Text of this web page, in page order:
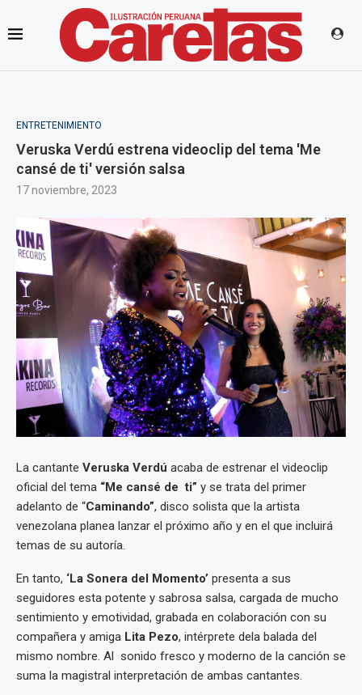
ENTRETENIMIENTO
Veruska Verdú estrena videoclip del tema 'Me
cansé de ti' versión salsa
17 noviembre, 2023
La cantante Veruska Verdú acaba de estrenar el videoclip
oficial del tema “Me cansé de ti” y se trata del primer
adelanto de “Caminando”, disco solista que la artista
venezolana planea lanzar el próximo año y en el que incluirá
temas de su autoría.
En tanto, ‘La Sonera del Momento’ presenta a sus
seguidores esta potente y sabrosa salsa, cargada de mucho
sentimiento y emotividad, grabada en colaboración con su
compañera y amiga Lita Pezo, intérprete dela balada del
mismo nombre. Al sonido fresco y moderno de la canción se
suma la magistral interpretación de ambas cantantes.